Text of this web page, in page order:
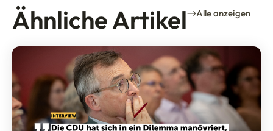
Ähnliche Artikel Alle anzeigen